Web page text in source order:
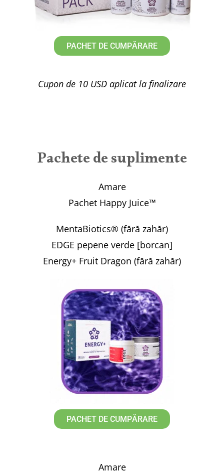
PACHET DE CUMPĂRARE
Cupon de 10 USD aplicat la finalizare
Pachete de suplimente
Amare
Pachet Happy Juice™
MentaBiotics® (fără zahăr)
EDGE pepene verde [borcan]
Energy+ Fruit Dragon (fără zahăr)
PACHET DE CUMPĂRARE
Amare